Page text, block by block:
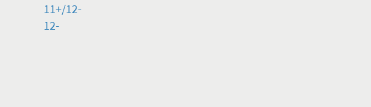
11+/12-
12-